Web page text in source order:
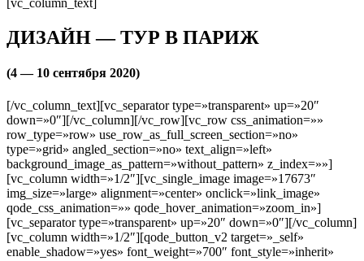
[vc_column_text]
ДИЗАЙН — ТУР В ПАРИЖ
(4 — 10 сентября 2020)
[/vc_column_text][vc_separator type=»transparent» up=»20″
down=»0″][/vc_column][/vc_row][vc_row css_animation=»»
row_type=»row» use_row_as_full_screen_section=»no»
type=»grid» angled_section=»no» text_align=»left»
background_image_as_pattern=»without_pattern» z_index=»»]
[vc_column width=»1/2″][vc_single_image image=»17673″
img_size=»large» alignment=»center» onclick=»link_image»
qode_css_animation=»» qode_hover_animation=»zoom_in»]
[vc_separator type=»transparent» up=»20″ down=»0″][/vc_column]
[vc_column width=»1/2″][qode_button_v2 target=»_self»
enable_shadow=»yes» font_weight=»700″ font_style=»inherit»